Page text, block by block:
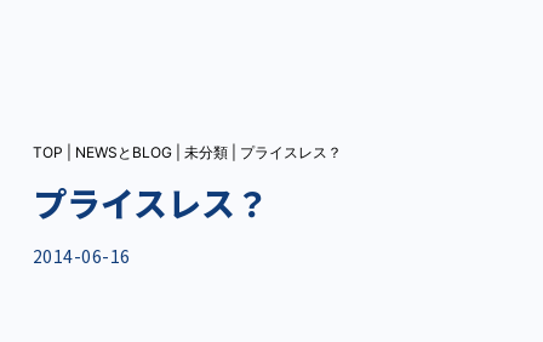
TOP NEWSとBLOG 未分類 プライスレス？
プライスレス？
2014-06-16